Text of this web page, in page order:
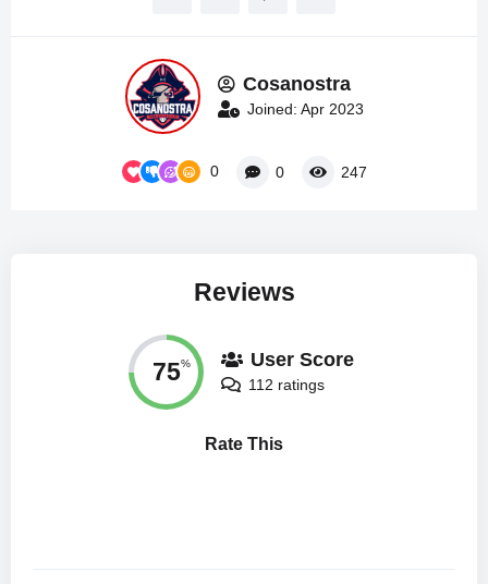
Cosanostra
Joined: Apr 2023
0 0 247
Reviews
75% User Score
112 ratings
Rate This